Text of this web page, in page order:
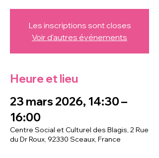
Les inscriptions sont closes
Voir d'autres événements
Heure et lieu
23 mars 2026, 14:30 –
16:00
Centre Social et Culturel des Blagis, 2 Rue
du Dr Roux, 92330 Sceaux, France